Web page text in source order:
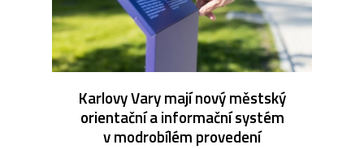
Karlovy Vary mají nový městský
orientační a informační systém
v modrobílém provedení